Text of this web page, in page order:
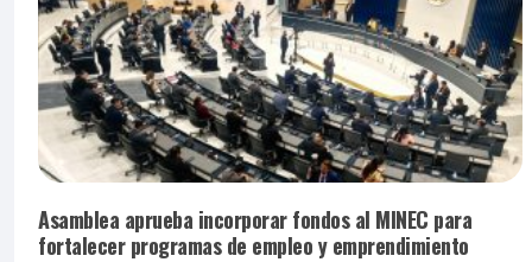
Asamblea aprueba incorporar fondos al MINEC para
fortalecer programas de empleo y emprendimiento